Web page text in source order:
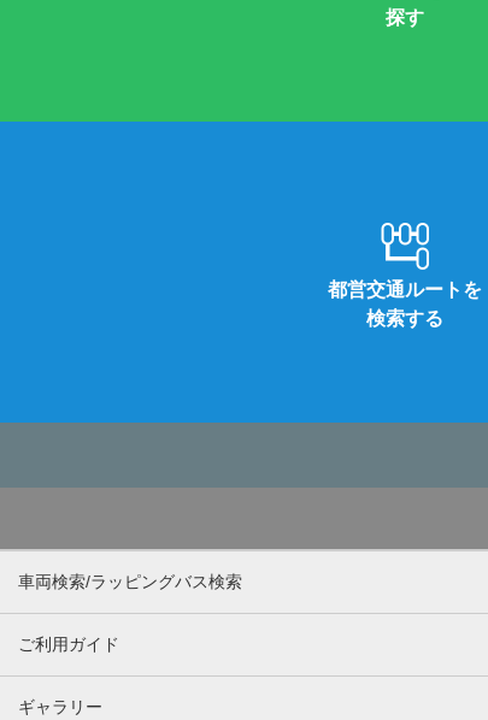
探す
都営交通ルートを
検索する
車両検索/ラッピングバス検索
ご利用ガイド
ギャラリー